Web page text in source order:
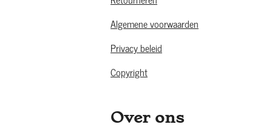
Algemene voorwaarden
Privacy beleid
Copyright
Over ons